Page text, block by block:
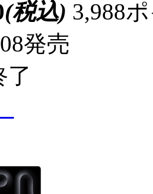
(税込) 3,988
発売
了